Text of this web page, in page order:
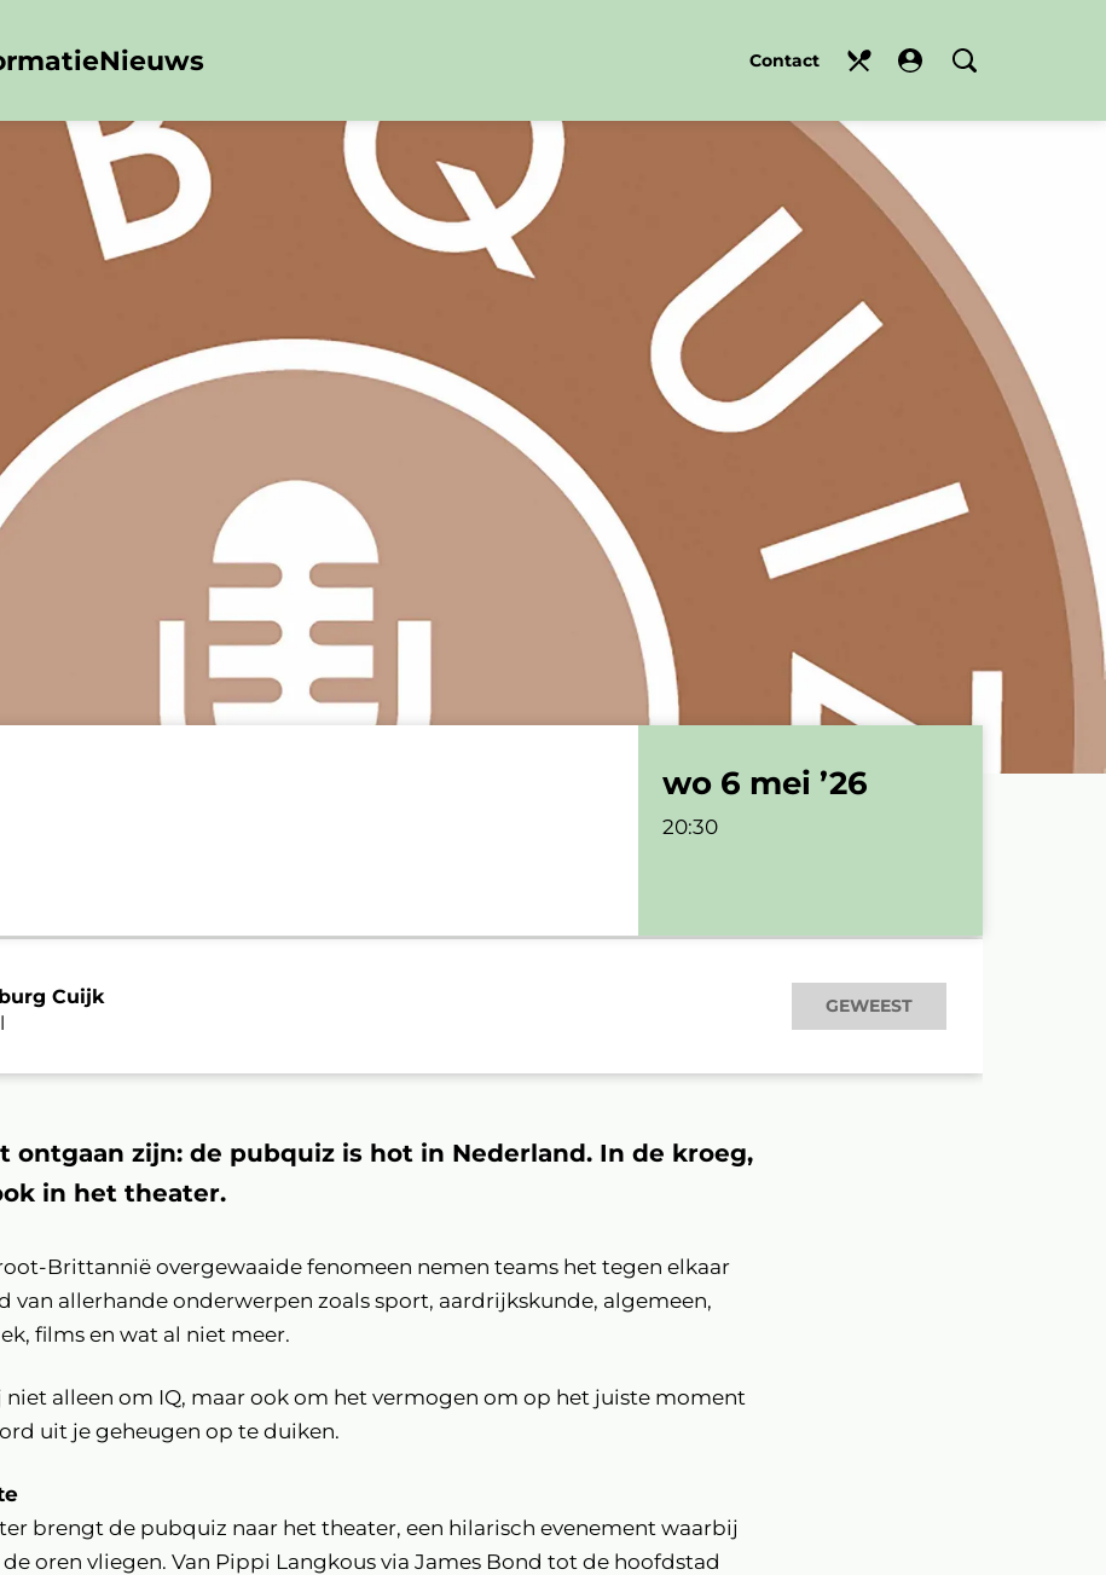
Nieuws Contact
wo 6 mei ’26
20:30
Cuijk
GEWEEST
ontgaan zijn: de pubquiz is hot in Nederland. In de kroeg,
in het theater.
Brittannië overgewaaide fenomeen nemen teams het tegen elkaar
van allerhande onderwerpen zoals sport, aardrijkskunde, algemeen,
films en wat al niet meer.
niet alleen om IQ, maar ook om het vermogen om op het juiste moment
uit je geheugen op te duiken.
brengt de pubquiz naar het theater, een hilarisch evenement waarbij
oren vliegen. Van Pippi Langkous via James Bond tot de hoofdstad